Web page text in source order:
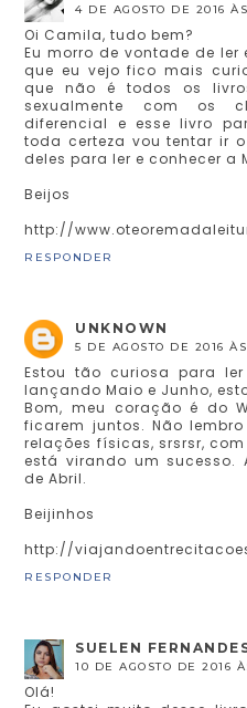
4 DE AGOSTO DE 2016
Oi Camila, tudo bem?
Eu morro de vontade de ler
que eu vejo fico mais
que não é todos os
sexualmente com os
diferencial e esse livro
toda certeza vou tentar ir
deles para ler e conhecer a
Beijos
http://
RESPONDER
UNKNOWN
5 DE AGOSTO DE 2016
Estou tão curiosa para
lançando Maio e Junho,
Bom, meu coração é do
ficarem juntos. Não
relações físicas, srsrsr,
está virando um sucesso.
de Abril.
Beijinhos
http://
RESPONDER
SUELEN
10 DE AGOSTO DE 2016
Olá!